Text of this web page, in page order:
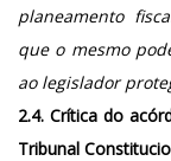
planeamento
que o mesmo
ao legislador
2.4. Crítica do
Tribunal